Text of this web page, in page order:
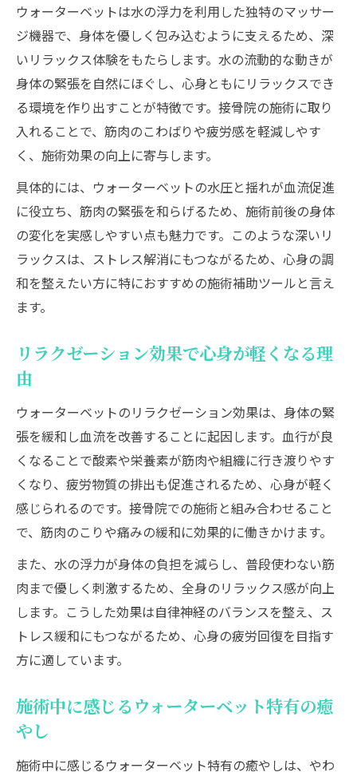
筋肉の緊張緩和に役立つウォーターベットの仕
組み解説
ウォーターベットが筋肉の緊張を和らげる
理由
筋肉ほぐしに最適なウォーターベット施術
の特徴
組み
ウォーターベット施術で感じる筋肉の柔軟
性向上
深部まで届くウォーターベットのほぐし効
接骨院でのウォーターベット施術の流れを
ウォーターベット施術後の体感変化を紹介
専門スタッフが提案する施術プランの特徴
ウォーターベットと他施術の組み合わせ効
果
患者に合わせたウォーターベット活用の工
夫
血流促進や疲労回復にウォーターベットが選ば
れる理由
ウォーターベットが血流促進に与える効果
とは
疲労回復をサポートするウォーターベット
冷えやむくみ改善に役立つウォーターベッ
ウォーターベット施術が体の巡りを良くす
ウォーターベットは水の浮力を利用した独特のマッサー
ジ機器で、身体を優しく包み込むように支えるため、深
いリラックス体験をもたらします。水の流動的な動きが
身体の緊張を自然にほぐし、心身ともにリラックスでき
る環境を作り出すことが特徴です。接骨院の施術に取り
入れることで、筋肉のこわばりや疲労感を軽減しやす
く、施術効果の向上に寄与します。
具体的には、ウォーターベットの水圧と揺れが血流促進
に役立ち、筋肉の緊張を和らげるため、施術前後の身体
の変化を実感しやすい点も魅力です。このような深いリ
ラックスは、ストレス解消にもつながるため、心身の調
和を整えたい方に特におすすめの施術補助ツールと言え
ます。
リラクゼーション効果で心身が軽くなる理
由
ウォーターベットのリラクゼーション効果は、身体の緊
張を緩和し血流を改善することに起因します。血行が良
くなることで酸素や栄養素が筋肉や組織に行き渡りやす
くなり、疲労物質の排出も促進されるため、心身が軽く
感じられるのです。接骨院での施術と組み合わせること
で、筋肉のこりや痛みの緩和に効果的に働きかけます。
また、水の浮力が身体の負担を減らし、普段使わない筋
肉まで優しく刺激するため、全身のリラックス感が向上
します。こうした効果は自律神経のバランスを整え、ス
トレス緩和にもつながるため、心身の疲労回復を目指す
方に適しています。
施術中に感じるウォーターベット特有の癒
やし
施術中に感じるウォーターベット特有の癒やしは、やわ